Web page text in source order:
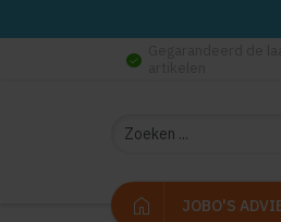
check_circle
Zoeken
home JOBO'S